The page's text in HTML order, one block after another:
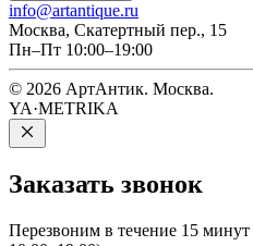
info@artantique.ru
Москва, Скатертный пер., 15
Пн–Пт 10:00–19:00
© 2026 АртАнтик. Москва.
YA·METRIKA
Заказать звонок
Перезвоним в течение 15